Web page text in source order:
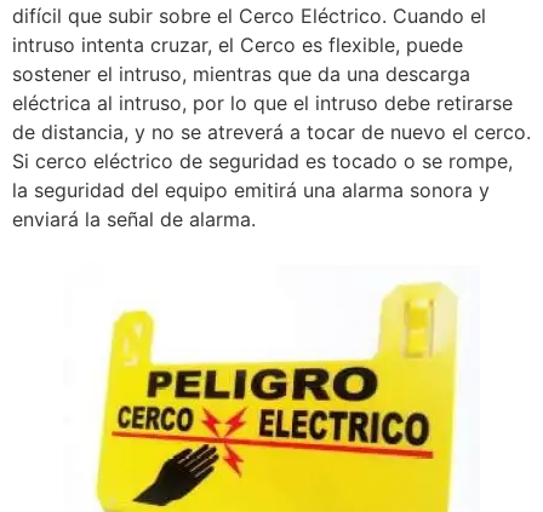
difícil que subir sobre el Cerco Eléctrico. Cuando el
intruso intenta cruzar, el Cerco es flexible, puede
sostener el intruso, mientras que da una descarga
eléctrica al intruso, por lo que el intruso debe retirarse
de distancia, y no se atreverá a tocar de nuevo el cerco.
Si cerco eléctrico de seguridad es tocado o se rompe,
la seguridad del equipo emitirá una alarma sonora y
enviará la señal de alarma.